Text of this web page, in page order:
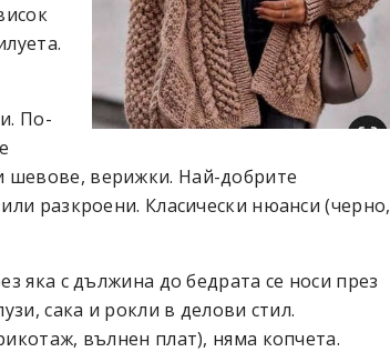
По-
шевове, верижки. Най-добрите
разкроени. Класически нюанси (черно,
яка с дължина до бедрата се носи през
сака и рокли в делови стил.
вълнен плат), няма копчета.